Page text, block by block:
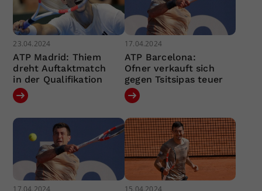
23.04.2024
ATP Madrid: Thiem
dreht Auftaktmatch
in der Qualifikation
17.04.2024
ATP Barcelona:
Ofner verkauft sich
gegen Tsitsipas teuer